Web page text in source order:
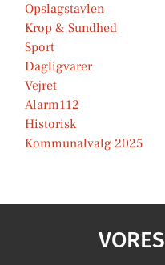
Opslagstavlen
Krop & Sundhed
Sport
Dagligvarer
Vejret
Alarm112
Historisk
Kommunalvalg 2025
VORES